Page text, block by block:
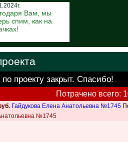
Вам, мы
спим, как на
проекту закрыт. Спасибо!
Потрачено всего:
Гайдукова Елена Анатольевна №1745
№1745